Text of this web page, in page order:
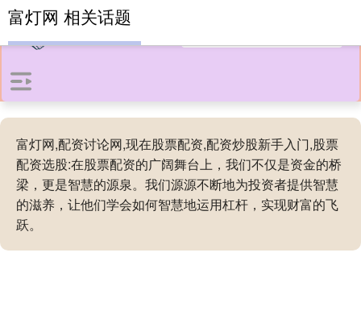
富灯网,配资讨论网,现在股票配资,配资炒股新手入门,股票
配资选股:在股票配资的广阔舞台上，我们不仅是资金的桥
梁，更是智慧的源泉。我们源源不断地为投资者提供智慧
的滋养，让他们学会如何智慧地运用杠杆，实现财富的飞
跃。
富灯网 相关话题